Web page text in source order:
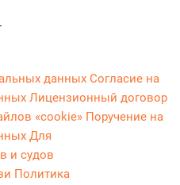
данных Согласие на
Лицензионный договор
«cookie» Поручение на
Для
и судов
Политика